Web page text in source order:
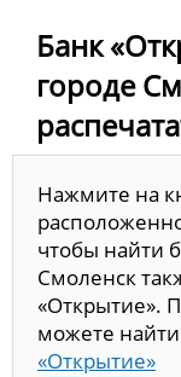
Банк
городе
Нажмите на
чтобы найти
Смоленск
«Открытие».
можете
«Открытие»